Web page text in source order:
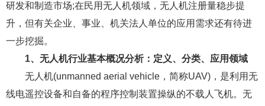
研发和制造市场;在民用无人机领域，无人机注册量稳步提
升，但有关企业、事业、机关法人单位的应用需求还有待进
一步挖掘。
1、无人机行业基本概况分析：定义、分类、应用领域
无人机(unmanned aerial vehicle，简称UAV)，是利用无
线电遥控设备和自备的程序控制装置操纵的不载人飞机。无